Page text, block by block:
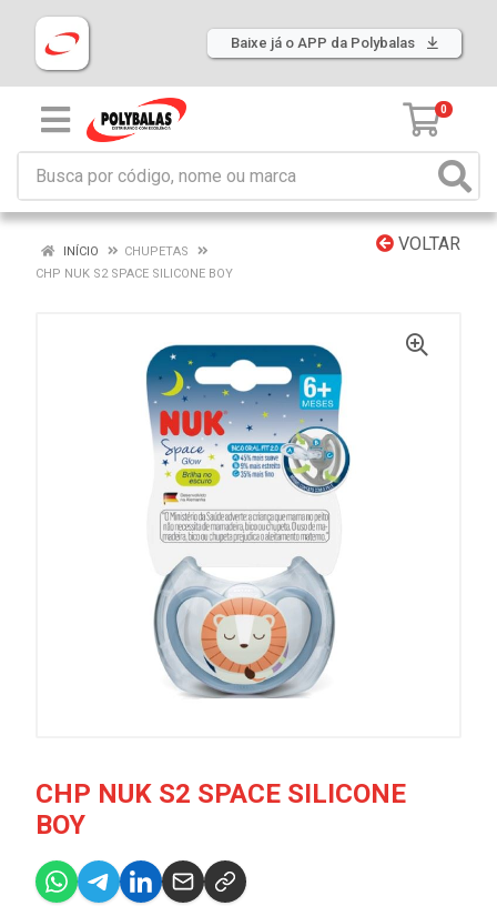
Baixe já o APP da Polybalas
0
VOLTAR
INÍCIO
CHUPETAS
CHP NUK S2 SPACE SILICONE BOY
CHP NUK S2 SPACE SILICONE
BOY